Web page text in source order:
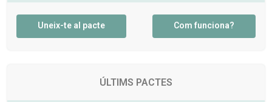
Uneix-te al pacte Com funciona?
ÚLTIMS PACTES